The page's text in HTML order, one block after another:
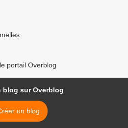
portail Overblog
blog sur Overblog
un blog